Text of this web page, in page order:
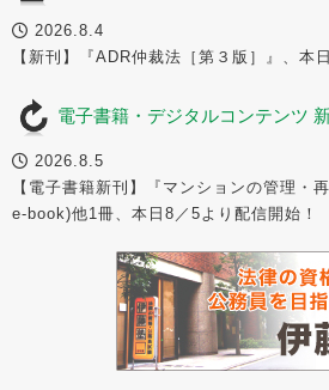
2026.8.4
【新刊】『ADR仲裁法［第３版］』、本
電子書籍・デジタルコンテンツ
2026.8.5
【電子書籍新刊】『マンションの管理・
e-book)他1冊、本日8／5より配信開始！